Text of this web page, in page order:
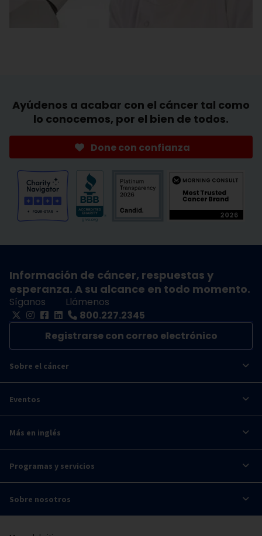
Ayúdenos a acabar con el cáncer tal como
lo conocemos, por el bien de todos.
Done con confianza
Información de cáncer, respuestas y
esperanza. A su alcance en todo momento.
Síganos
Llámenos
800.227.2345
Registrarse con correo electrónico
Sobre el cáncer
Eventos
Más en inglés
Programas y servicios
Sobre nosotros